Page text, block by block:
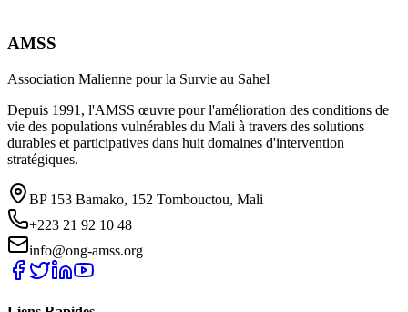
AMSS
Association Malienne pour la Survie au Sahel
Depuis 1991, l'AMSS œuvre pour l'amélioration des conditions de
vie des populations vulnérables du Mali à travers des solutions
durables et participatives dans huit domaines d'intervention
stratégiques.
BP 153 Bamako, 152 Tombouctou, Mali
+223 21 92 10 48
info@ong-amss.org